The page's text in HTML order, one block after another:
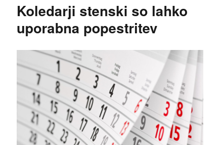
Koledarji stenski so lahko
uporabna popestritev